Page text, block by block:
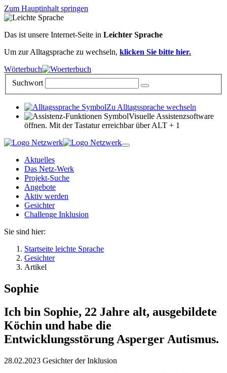
Zum Hauptinhalt springen
Das ist unsere Internet-Seite in Leichter Sprache
Um zur Alltagsprache zu wechseln, klicken Sie bitte hier.
Wörterbuch
Suchwort
Zu Alltagssprache wechseln
Visuelle Assistenzsoftware
öffnen. Mit der Tastatur erreichbar über ALT + 1
Aktuelles
Das Netz-Werk
Projekt-Suche
Angebote
Aktiv werden
Gesichter
Challenge Inklusion
Sie sind hier:
Startseite leichte Sprache
Gesichter
Artikel
Sophie
Ich bin Sophie, 22 Jahre alt, ausgebildete
Köchin und habe die
Entwicklungsstörung Asperger Autismus.
28.02.2023 Gesichter der Inklusion